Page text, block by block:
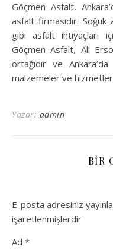
Göçmen Asfalt,
asfalt firmasıdır.
gibi asfalt ihtiyaçları
Göçmen Asfalt, Ali
ortağıdır ve
malzemeler ve hizmetler
Yazar: admin
BIR
E-posta adresiniz
işaretlenmişlerdir
Ad *